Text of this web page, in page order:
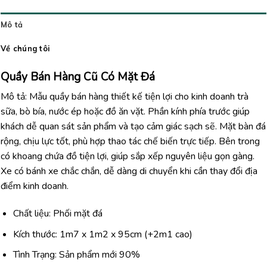
Mô tả
Về chúng tôi
Quầy Bán Hàng Cũ Có Mặt Đá
Mô tả: Mẫu quầy bán hàng thiết kế tiện lợi cho kinh doanh trà
sữa, bò bía, nước ép hoặc đồ ăn vặt. Phần kính phía trước giúp
khách dễ quan sát sản phẩm và tạo cảm giác sạch sẽ. Mặt bàn đá
rộng, chịu lực tốt, phù hợp thao tác chế biến trực tiếp. Bên trong
có khoang chứa đồ tiện lợi, giúp sắp xếp nguyên liệu gọn gàng.
Xe có bánh xe chắc chắn, dễ dàng di chuyển khi cần thay đổi địa
điểm kinh doanh.
Chất liệu: Phối mặt đá
Kích thước: 1m7 x 1m2 x 95cm (+2m1 cao)
Tình Trạng: Sản phẩm mới 90%